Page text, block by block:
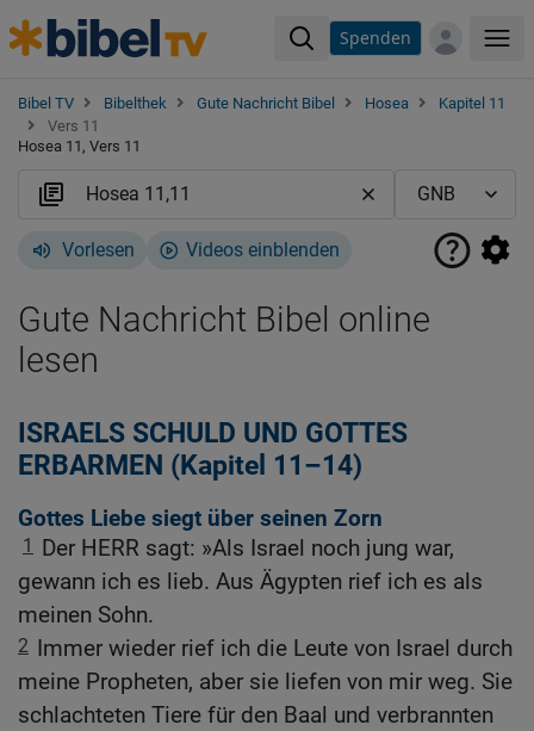
Spenden
Bibel TV Bibelthek Gute Nachricht Bibel Hosea
Kapitel 11
Vers 11
Hosea 11, Vers 11
Vorlesen Videos einblenden
Gute Nachricht Bibel online
lesen
ISRAELS SCHULD UND GOTTES
ERBARMEN (Kapitel 11–14)
Gottes Liebe siegt über seinen Zorn
1
Der HERR sagt: »Als Israel noch jung war,
gewann ich es lieb. Aus Ägypten rief ich es als
meinen Sohn.
2 Immer wieder rief ich die Leute von Israel durch
meine Propheten, aber sie liefen von mir weg. Sie
schlachteten Tiere für den Baal und verbrannten